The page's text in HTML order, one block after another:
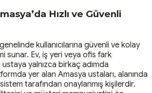
Hızlı ve Güvenli
kullanıcılarına güvenli ve kolay
sunar. Ev, iş yeri veya ofis fark
yalnızca birkaç adımda
yer alan Amasya ustaları, alanında
tarafından onaylanmış kişilerdir.